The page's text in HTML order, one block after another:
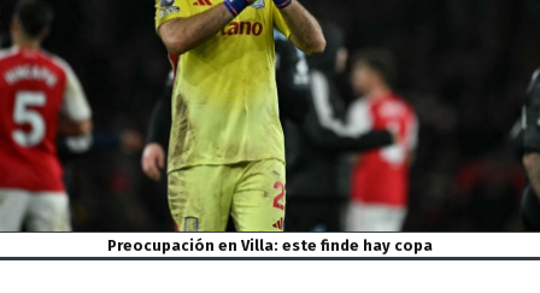
Preocupación en Villa: este finde hay copa